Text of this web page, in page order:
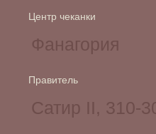
Центр чеканки
Правитель